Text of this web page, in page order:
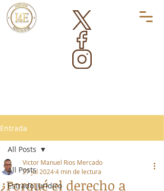
Entrada
All Posts
Estrado Jurídico
All Posts
¿Porqué el derecho a
Victor Manuel Rios Mercado
27 jul 20244 min de lectura